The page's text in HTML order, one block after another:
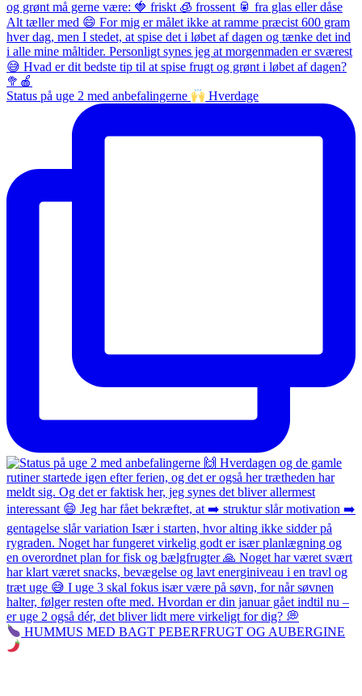
Status på uge 2 med anbefalingerne Hverdage
HUMMUS MED BAGT PEBERFRUGT OG AUBERGINE